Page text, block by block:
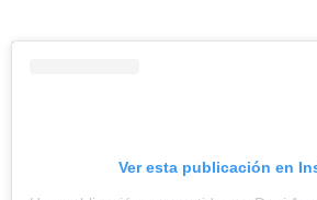
Ver esta publicación en